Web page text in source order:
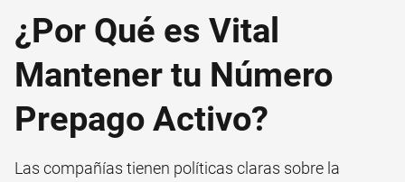
¿Por Qué es Vital
Mantener tu Número
Prepago Activo?
Las compañías tienen políticas claras sobre la